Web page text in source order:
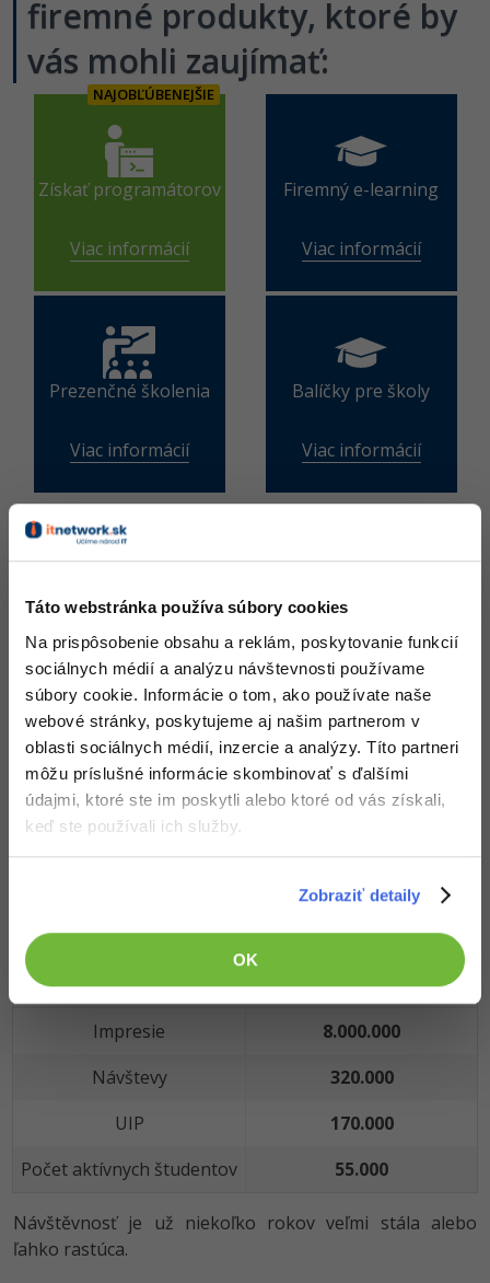
Táto webstránka používa súbory cookies
Na prispôsobenie obsahu a reklám, poskytovanie funkcií
sociálnych médií a analýzu návštevnosti používame
súbory cookie. Informácie o tom, ako používate naše
webové stránky, poskytujeme aj našim partnerom v
oblasti sociálnych médií, inzercie a analýzy. Títo partneri
môžu príslušné informácie skombinovať s ďalšími
údajmi, ktoré ste im poskytli alebo ktoré od vás získali,
keď ste používali ich služby.
Zobraziť detaily
OK
Algoritmy
Umelá inteligencia -10%
Pre deti
Viac
Fórum
Linux a UNIX
Siete
Kybernetická bezpečnost
Elektronický podpis
Video
Ostatné
Fórum
firemné produkty, ktoré by
vás mohli zaujímať:
NAJOBĽÚBENEJŠIE
Získať programátorov
Viac informácií
Firemný e-learning
Viac informácií
Prezenčné školenia
Viac informácií
Balíčky pre školy
Viac informácií
Modelový používateľ
mladý muž
29 rokov
informačné technológieštuduje alebov tomto
odborepracuje
vlastní modernú výpočetnú techniku a má praktické
skúsenosti s programovaním
Aktuálnemesačnéštatistiky (audit Google Analytics):
Názov
Hodnota
Impresie
8.000.000
Návštevy
320.000
UIP
170.000
Počet aktívnych študentov
55.000
Návštěvnosť je už niekoľko rokov veľmi stála alebo
ľahko rastúca.